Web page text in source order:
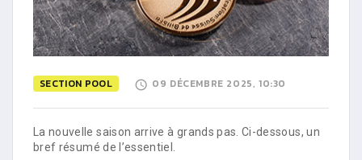
SECTION POOL 09 DÉCEMBRE 2025, 10:30
La nouvelle saison arrive à grands pas. Ci-dessous, un
bref résumé de l’essentiel.